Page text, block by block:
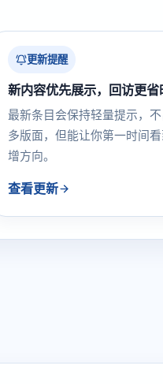
更新提醒
新内容优先展示，回访更省
最新条目会保持轻量提示，
多版面，但能让你第一时间
增方向。
查看更新